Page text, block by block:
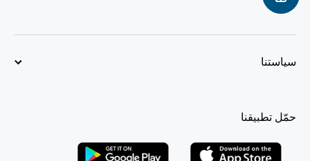
سياستنا
حمّل تطبيقنا